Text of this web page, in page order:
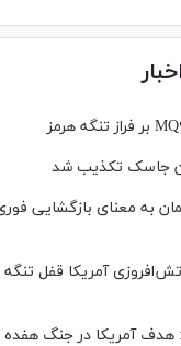
جاسک تکذیب شد
به معنای بازگشایی
آمریکا قفل تنگه
آمریکا در جنگ هفده